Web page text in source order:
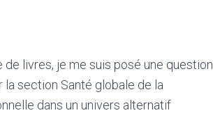
livres, je me suis posé une question
section Santé globale de la
dans un univers alternatif